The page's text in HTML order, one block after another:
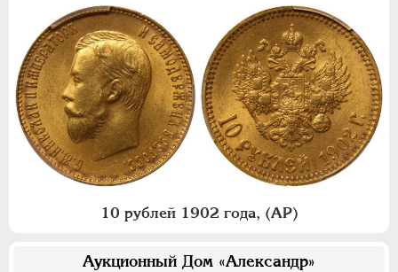
10 рублей 1902 года, (АР)
Аукционный Дом «Александр»